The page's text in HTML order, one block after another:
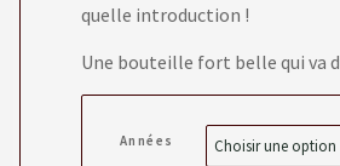
quelle introduction !
Une bouteille fort belle qui va
Années